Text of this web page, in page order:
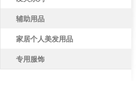
辅助用品
家居个人美发用品
专用服饰